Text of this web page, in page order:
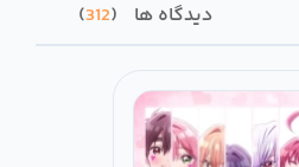
دیدگاه ها 312